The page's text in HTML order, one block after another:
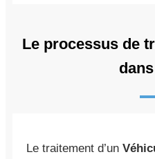
Le processus de
Le traitement d’un